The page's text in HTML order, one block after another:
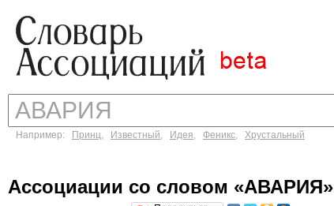
Например: Принц, Известный, Идея, Феникс, Хрустальный
Ассоциации со словом «АВАРИЯ»